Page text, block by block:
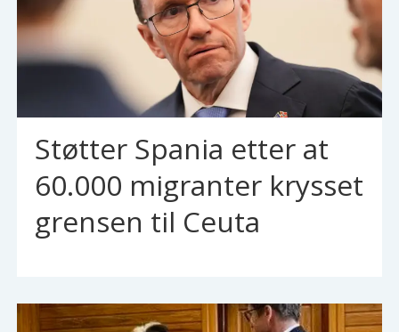
Støtter Spania etter at
60.000 migranter krysset
grensen til Ceuta